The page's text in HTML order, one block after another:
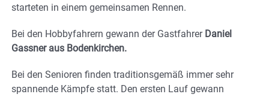
starteten in einem gemeinsamen Rennen.
Bei den Hobbyfahrern gewann der Gastfahrer Daniel
Gassner aus Bodenkirchen.
Bei den Senioren finden traditionsgemäß immer sehr
spannende Kämpfe statt. Den ersten Lauf gewann